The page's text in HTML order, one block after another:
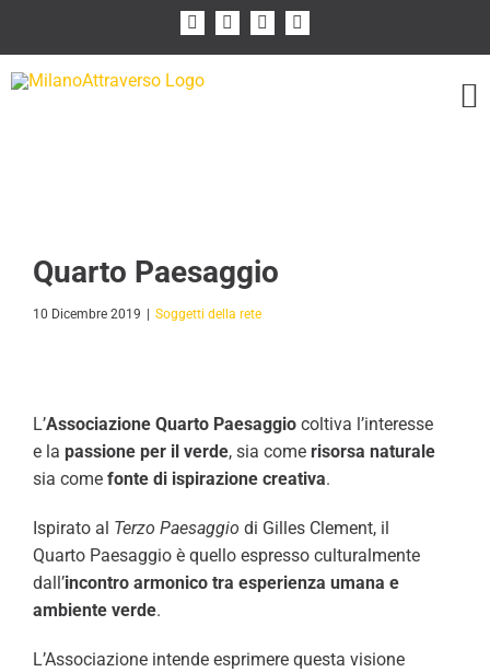
contenuto
FacebookInstagram
Flickr
Quarto Paesaggio
10 Dicembre 2019 Soggetti della rete
L’Associazione Quarto Paesaggio coltiva l’interesse
e la passione per il verde, sia come risorsa naturale
sia come fonte di ispirazione creativa.
Ispirato al Terzo Paesaggio di Gilles Clement, il
Quarto Paesaggio è quello espresso culturalmente
dall’incontro armonico tra esperienza umana e
ambiente verde.
L’Associazione intende esprimere questa visione